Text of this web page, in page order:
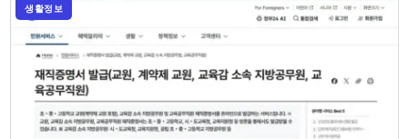
생활정보